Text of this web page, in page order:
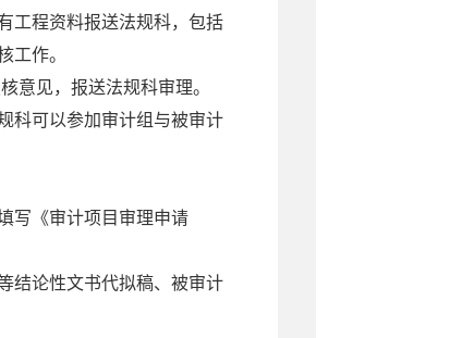
工程资料报送法规科，包括
工作。
意见，报送法规科审理。
科可以参加审计组与被审计
写《审计项目审理申请
结论性文书代拟稿、被审计